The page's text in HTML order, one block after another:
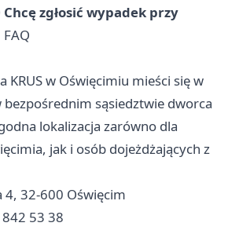
Chcę zgłosić wypadek przy
FAQ
KRUS w Oświęcimiu mieści się w
sąsiedztwie dworca
lokalizacja zarówno dla
jak i osób dojeżdżających z
4, 32-600 Oświęcim
53 38